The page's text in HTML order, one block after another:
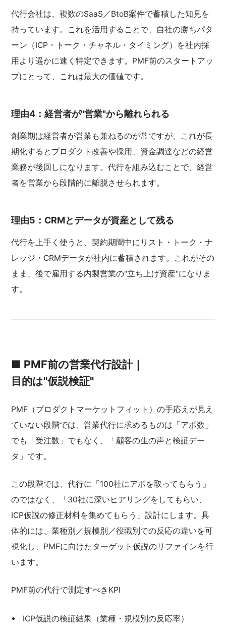
代行会社は、複数のSaaS／BtoB案件で蓄積した知見を
持っています。これを活用することで、自社の勝ちパタ
ーン（ICP・トーク・チャネル・タイミング）を社内採
用より遥かに速く特定できます。PMF前のスタートアッ
プにとって、これは最大の価値です。
理由4：経営者が"営業"から離れられる
創業期は経営者が営業も兼ねるのが常ですが、これが長
期化するとプロダクト改善や採用、資金調達などの経営
業務が後回しになります。代行を組み込むことで、経営
者を営業から段階的に離脱させられます。
理由5：CRMとデータが資産として残る
代行を上手く使うと、契約期間中にリスト・トーク・ナ
レッジ・CRMデータが社内に蓄積されます。これがその
まま、後で雇用する内製営業の"立ち上げ資産"になりま
す。
■ PMF前の営業代行設計｜
目的は"仮説検証"
PMF（プロダクトマーケットフィット）の手応えが見え
ていない段階では、営業代行に求めるものは「アポ数」
でも「受注数」でもなく、「顧客の生の声と検証デー
タ」です。
この段階では、代行に「100社にアポを取ってもらう」
のではなく、「30社に深いヒアリングをしてもらい、
ICP仮説の修正材料を集めてもらう」設計にします。具
体的には、業種別／規模別／役職別での反応の違いを可
視化し、PMFに向けたターゲット仮説のリファインを行
います。
PMF前の代行で測定すべきKPI
ICP仮説の検証結果（業種・規模別の反応率）